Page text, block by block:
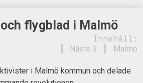
flygblad i Malmö
Innehåll:
Malmö
Näste 3
i Malmö kommun och delade